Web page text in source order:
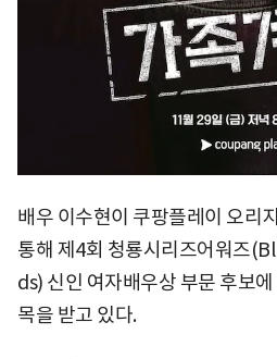
배우 이수현이 쿠팡플레이 오리
통해 제4회 청룡시리즈어워즈
ds) 신인 여자배우상 부문 후보
목을 받고 있다.